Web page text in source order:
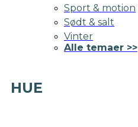
Sport & motion
Sødt & salt
Vinter
Alle temaer >>
HUE